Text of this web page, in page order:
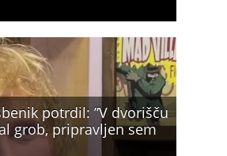
potrdil: ”V dvorišču
grob, pripravljen sem